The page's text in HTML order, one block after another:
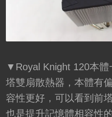
▼Royal Knight 120本
塔雙扇散熱器，本體有
容性更好，可以看到前
也是提升記憶體相容性